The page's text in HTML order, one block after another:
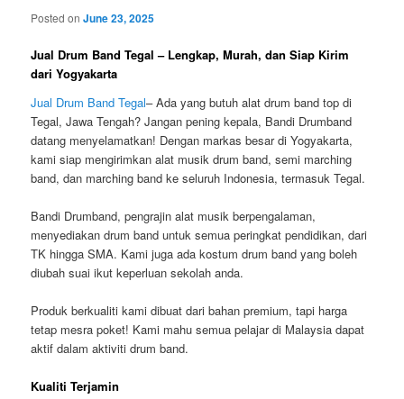
Posted onJune 23, 2025
Jual Drum Band Tegal – Lengkap, Murah, dan Siap Kirim
dari Yogyakarta
Jual Drum Band Tegal– Ada yang butuh alat drum band top di
Tegal, Jawa Tengah? Jangan pening kepala, Bandi Drumband
datang menyelamatkan! Dengan markas besar di Yogyakarta,
kami siap mengirimkan alat musik drum band, semi marching
band, dan marching band ke seluruh Indonesia, termasuk Tegal.
Bandi Drumband, pengrajin alat musik berpengalaman,
menyediakan drum band untuk semua peringkat pendidikan, dari
TK hingga SMA. Kami juga ada kostum drum band yang boleh
diubah suai ikut keperluan sekolah anda.
Produk berkualiti kami dibuat dari bahan premium, tapi harga
tetap mesra poket! Kami mahu semua pelajar di Malaysia dapat
aktif dalam aktiviti drum band.
Kualiti Terjamin